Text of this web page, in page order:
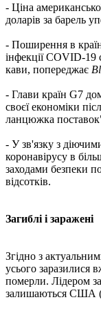
- Ціна
доларів за барель
- Поширення в
інфекції COVID-19
кави, попереджає
- Глави країн G7
своєї економіки
ланцюжка
- У зв'язку з
коронавірусу в
заходами безпеки
відсотків.
Загиблі і заражені
Згідно з
усього заразилися
померли. Лідером
залишаються США